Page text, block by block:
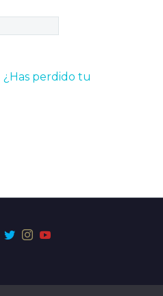
¿Has perdido tu